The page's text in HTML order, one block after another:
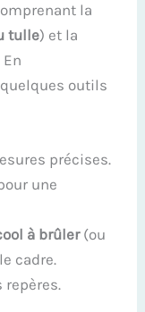
la
tulle) et la
outils
précises.
une
à brûler(ou
cadre.